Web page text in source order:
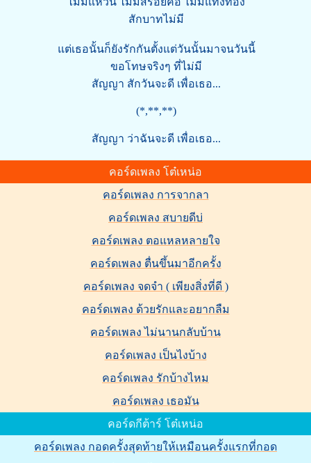
สักบาทไม่มี
แต่เธอนั้นก็ยังรักกันตั้งแต่วันนั้นมาจนวันนี้
ขอโทษจริงๆ ที่ไม่มี
สัญญา สักวันจะดี เพื่อเธอ...
(*,**,**)
สัญญา ว่าฉันจะดี เพื่อเธอ...
คอร์ดเพลง โต๋เหน่อ
คอร์ดเพลง การจากลา
คอร์ดเพลง สบายดีบ่
คอร์ดเพลง ตอแหลหลายใจ
คอร์ดเพลง ตื่นขึ้นมาอีกครั้ง
คอร์ดเพลง จดจำ ( เพียงสิ่งที่ดี )
คอร์ดเพลง ด้วยรักและอยากลืม
คอร์ดเพลง ไม่นานกลับบ้าน
คอร์ดเพลง เป็นไงบ้าง
คอร์ดเพลง รักบ้างไหม
คอร์ดเพลง เธอมัน
คอร์ดกีต้าร์ โต๋เหน่อ
คอร์ดเพลง กอดครั้งสุดท้ายให้เหมือนครั้งแรกที่กอด